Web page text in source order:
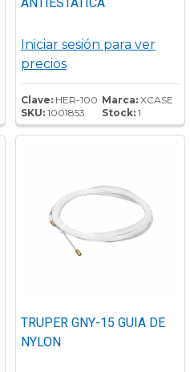
ANTIESTATICA
Iniciar sesión para ver
precios
Clave: HER-100
SKU: 1001853
Marca:XCASE
Stock:1
TRUPER GNY-15 GUIA DE
NYLON